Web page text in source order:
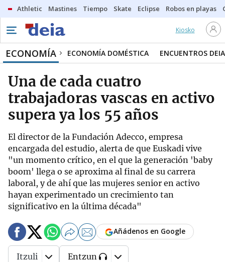
Athletic Mastines Tiempo Skate Eclipse Robos en playas
Kiosko
ECONOMÍA ECONOMÍA DOMÉSTICA ENCUENTROS DEIA
Una de cada cuatro
trabajadoras vascas en activo
supera ya los 55 años
El director de la Fundación Adecco, empresa
encargada del estudio, alerta de que Euskadi vive
"un momento crítico, en el que la generación 'baby
boom' llega o se aproxima al final de su carrera
laboral, y de ahí que las mujeres senior en activo
hayan experimentado un crecimiento tan
significativo en la última década"
Añádenos en Google
Itzuli Entzun